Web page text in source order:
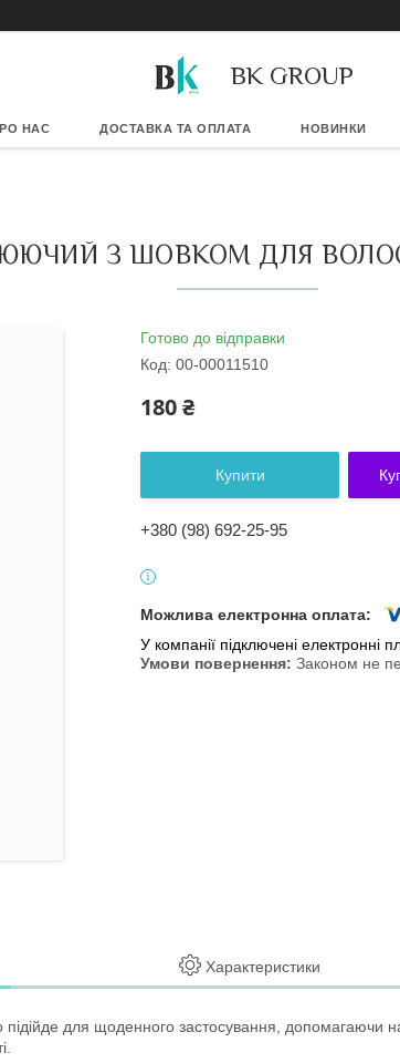
BK GROUP
НАС ДОСТАВКА ТА ОПЛАТА НОВИНКИ
З ШОВКОМ ДЛЯ
Готово до відправки
Код:00-00011510
180 ₴
Купити
+380 (98) 692-25-95
У компанії підключені електронні
Законом не
Характеристики
для щоденного застосування,